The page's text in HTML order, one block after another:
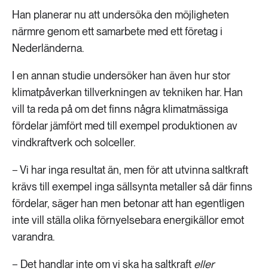
Han planerar nu att undersöka den möjligheten
närmre genom ett samarbete med ett företag i
Nederländerna.
I en annan studie undersöker han även hur stor
klimatpåverkan tillverkningen av tekniken har. Han
vill ta reda på om det finns några klimatmässiga
fördelar jämfört med till exempel produktionen av
vindkraftverk och solceller.
− Vi har inga resultat än, men för att utvinna saltkraft
krävs till exempel inga sällsynta metaller så där finns
fördelar, säger han men betonar att han egentligen
inte vill ställa olika förnyelsebara energikällor emot
varandra.
− Det handlar inte om vi ska ha saltkraft eller